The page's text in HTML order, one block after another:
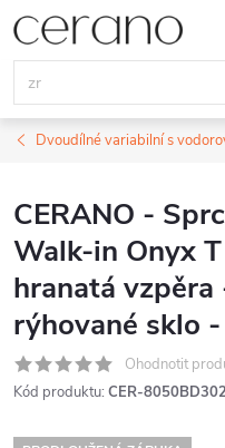
Přejít
na
obsah
Dvoudílné variabilní s
CERANO -
Walk-in Onyx
hranatá vzpěra
rýhované sklo
Ohodnotit
Kód produktu: CER-